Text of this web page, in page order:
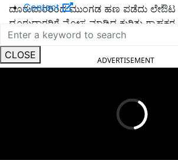
Contact
CLOSE
ದೂರುದಾರರಿಂದ ಮುಂಗಡ ಹಣ ಪಡೆದು
ದೂರುದಾರರಿಗೆ ಮೋಸ ಮಾಡಿದ ಕುರಿತು ಗ್ರಾಹಕರ
ಸೇವಾ ನ್ಯೂನ್ಯತೆ ಎಸಗಿರುವುದು ರುಜುವಾತು ಆಗಿದೆ.
ADVERTISEMENT